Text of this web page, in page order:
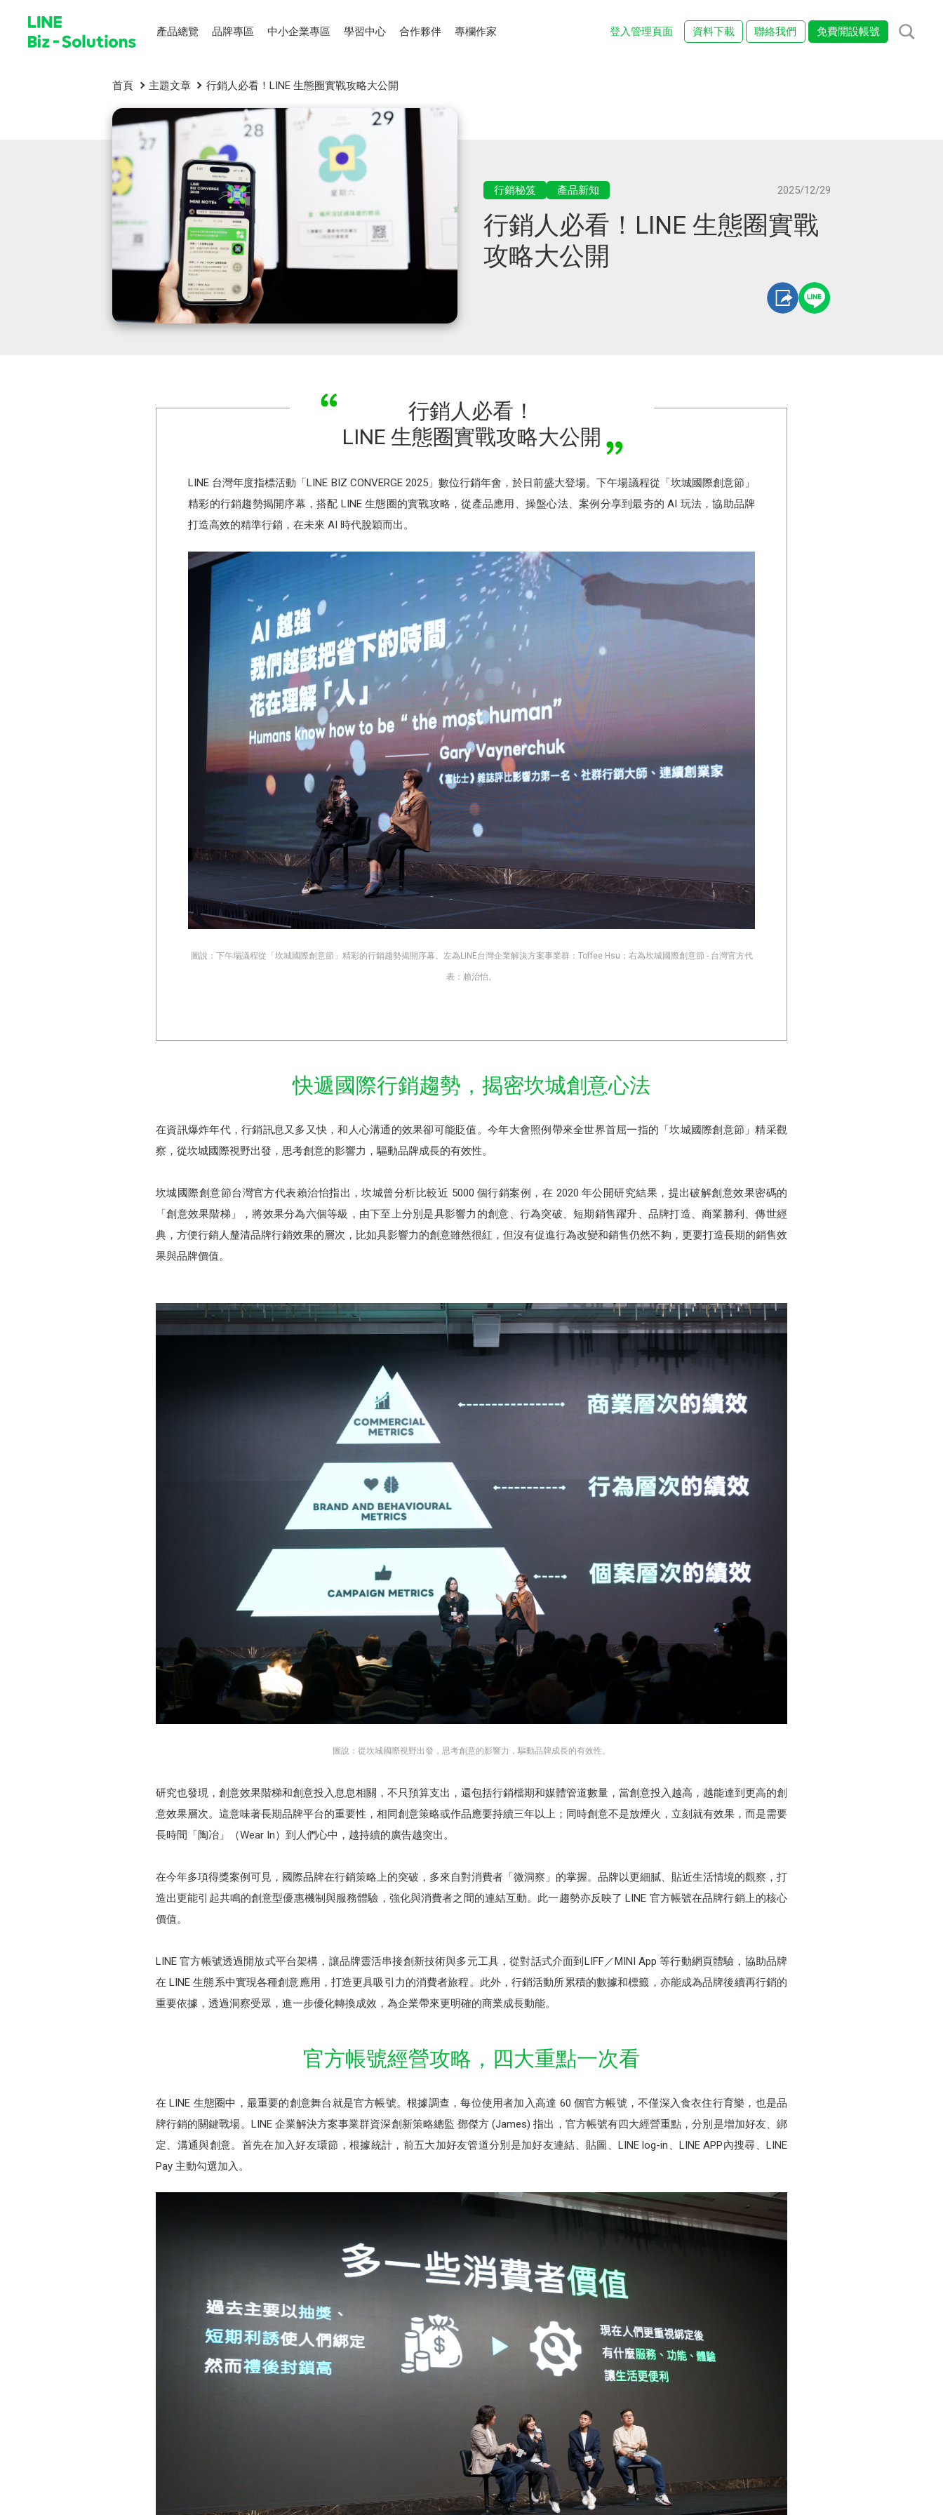
產品總覽 品牌專區 中小企業專區 學習中心 合作夥伴 專欄作家 登入管理頁面 資料下載 聯絡我們 免費開設帳號
首頁 主題文章 行銷人必看！LINE 生態圈實戰攻略大公開
行銷秘笈 產品新知 2025/12/29
行銷人必看！LINE 生態圈實戰
攻略大公開
行銷人必看！
LINE 生態圈實戰攻略大公開
LINE 台灣年度指標活動「LINE BIZ CONVERGE 2025」數位行銷年會，於日前盛大登場。下午場議程從「坎城國際創意節」
精彩的行銷趨勢揭開序幕，搭配 LINE 生態圈的實戰攻略，從產品應用、操盤心法、案例分享到最夯的 AI 玩法，協助品牌
打造高效的精準行銷，在未來 AI 時代脫穎而出。
圖說：下午場議程從「坎城國際創意節」精彩的行銷趨勢揭開序幕。左為LINE台灣企業解決方案事業群：Toffee Hsu；右為坎城國際創意節 - 台灣官方代
表：賴治怡。
快遞國際行銷趨勢，揭密坎城創意心法
在資訊爆炸年代，行銷訊息又多又快，和人心溝通的效果卻可能貶值。今年大會照例帶來全世界首屈一指的「坎城國際創意節」精采觀
察，從坎城國際視野出發，思考創意的影響力，驅動品牌成長的有效性。
坎城國際創意節台灣官方代表賴治怡指出，坎城曾分析比較近 5000 個行銷案例，在 2020 年公開研究結果，提出破解創意效果密碼的
「創意效果階梯」，將效果分為六個等級，由下至上分別是具影響力的創意、行為突破、短期銷售躍升、品牌打造、商業勝利、傳世經
典，方便行銷人釐清品牌行銷效果的層次，比如具影響力的創意雖然很紅，但沒有促進行為改變和銷售仍然不夠，更要打造長期的銷售效
果與品牌價值。
圖說：從坎城國際視野出發，思考創意的影響力，驅動品牌成長的有效性。
研究也發現，創意效果階梯和創意投入息息相關，不只預算支出，還包括行銷檔期和媒體管道數量，當創意投入越高，越能達到更高的創
意效果層次。這意味著長期品牌平台的重要性，相同創意策略或作品應要持續三年以上；同時創意不是放煙火，立刻就有效果，而是需要
長時間「陶冶」（Wear In）到人們心中，越持續的廣告越突出。
在今年多項得獎案例可見，國際品牌在行銷策略上的突破，多來自對消費者「微洞察」的掌握。品牌以更細膩、貼近生活情境的觀察，打
造出更能引起共鳴的創意型優惠機制與服務體驗，強化與消費者之間的連結互動。此一趨勢亦反映了 LINE 官方帳號在品牌行銷上的核心
價值。
LINE 官方帳號透過開放式平台架構，讓品牌靈活串接創新技術與多元工具，從對話式介面到LIFF／MINI App 等行動網頁體驗，協助品牌
在 LINE 生態系中實現各種創意應用，打造更具吸引力的消費者旅程。此外，行銷活動所累積的數據和標籤，亦能成為品牌後續再行銷的
重要依據，透過洞察受眾，進一步優化轉換成效，為企業帶來更明確的商業成長動能。
官方帳號經營攻略，四大重點一次看
在 LINE 生態圈中，最重要的創意舞台就是官方帳號。根據調查，每位使用者加入高達 60 個官方帳號，不僅深入食衣住行育樂，也是品
牌行銷的關鍵戰場。LINE 企業解決方案事業群資深創新策略總監 鄧傑方 (James) 指出，官方帳號有四大經營重點，分別是增加好友、綁
定、溝通與創意。首先在加入好友環節，根據統計，前五大加好友管道分別是加好友連結、貼圖、LINE log-in、LINE APP內搜尋、LINE
Pay 主動勾選加入。